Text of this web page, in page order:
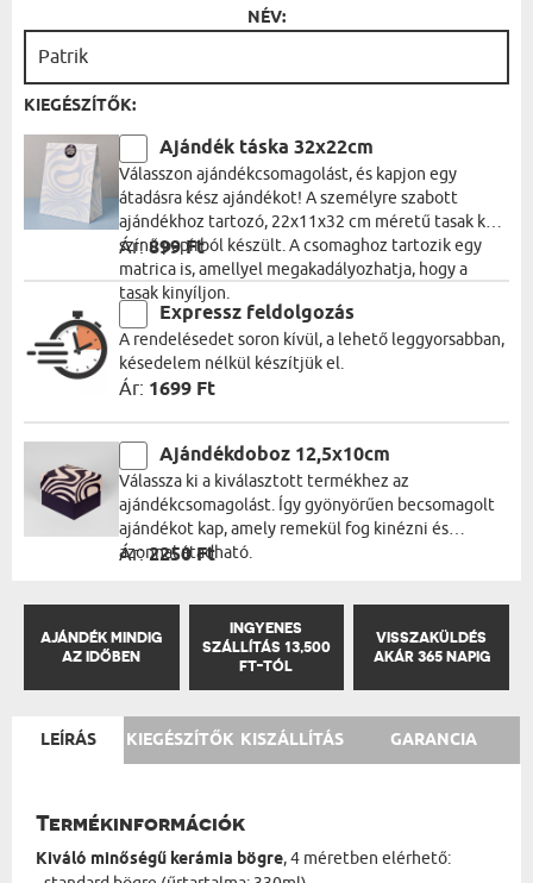
NÉV:
KIEGÉSZÍTŐK:
Ajándék táska 32x22cm
Válasszon ajándékcsomagolást, és kapjon egy
átadásra kész ajándékot! A személyre szabott
ajándékhoz tartozó, 22x11x32 cm méretű tasak kék
színű papírból készült. A csomaghoz tartozik egy
matrica is, amellyel megakadályozhatja, hogy a
tasak kinyíljon.
Ár:899 Ft
Expressz feldolgozás
A rendelésedet soron kívül, a lehető leggyorsabban,
késedelem nélkül készítjük el.
Ár: 1699 Ft
Ajándékdoboz 12,5x10cm
Válassza ki a kiválasztott termékhez az
ajándékcsomagolást. Így gyönyörűen becsomagolt
ajándékot kap, amely remekül fog kinézni és
azonnal átadható.
Ár:2250 Ft
AJÁNDÉK MINDIG
AZ IDŐBEN
INGYENES
SZÁLLÍTÁS 13,500
FT-TÓL
VISSZAKÜLDÉS
AKÁR 365 NAPIG
LEÍRÁS KIEGÉSZÍTŐK KISZÁLLÍTÁS GARANCIA
Termékinformációk
Kiváló minőségű kerámia bögre, 4 méretben elérhető: